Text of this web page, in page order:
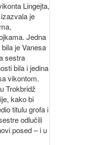
Lingejta,
je
Jedna
je Vanesa
sestra
bila i jedina
vikontom.
Trokbridž
kako bi
titulu grofa i
odlučili
posed – i u